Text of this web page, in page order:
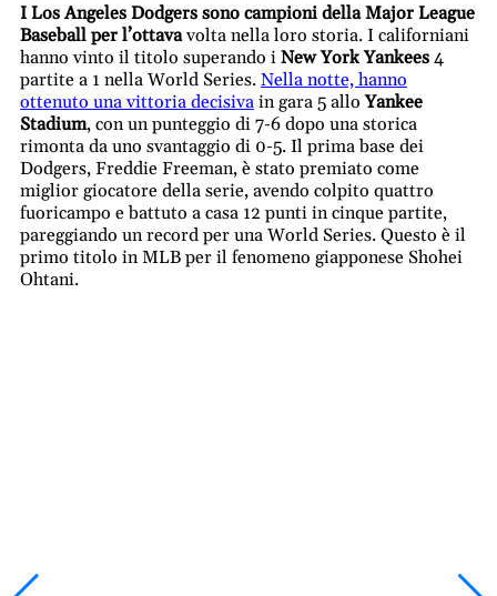
I Los Angeles Dodgers sono campioni della Major League
Baseball per l’ottavavolta nella loro storia. I californiani
hanno vinto il titolo superando i New York Yankees 4
partite a 1 nella World Series. Nella notte, hanno
ottenuto una vittoria decisiva in gara 5 alloYankee
Stadium, con un punteggio di 7-6 dopo una storica
rimonta da uno svantaggio di 0-5. Il prima base dei
Dodgers, Freddie Freeman, è stato premiato come
miglior giocatore della serie, avendo colpito quattro
fuoricampo e battuto a casa 12 punti in cinque partite,
pareggiando un record per una World Series. Questo è il
primo titolo in MLB per il fenomeno giapponese Shohei
Ohtani.